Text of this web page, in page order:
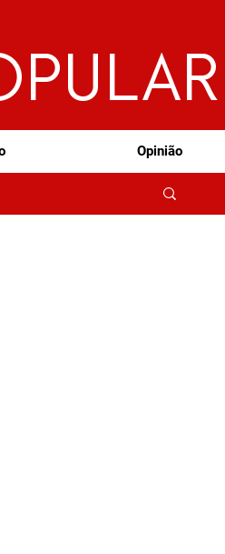
Opinião